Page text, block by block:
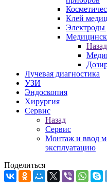
Клей
Электроды
Назад
Лучевая диагностика
УЗИ
Эндоскопия
Хирургия
Сервис
Назад
Сервис
Монтаж и ввод
эксплуатацию
Поделиться